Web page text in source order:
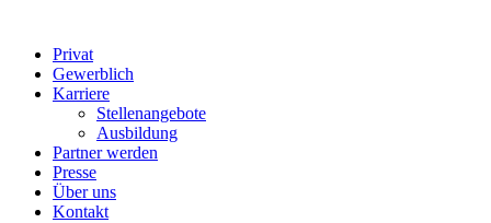
Privat
Gewerblich
Karriere
Stellenangebote
Ausbildung
Partner werden
Presse
Über uns
Kontakt